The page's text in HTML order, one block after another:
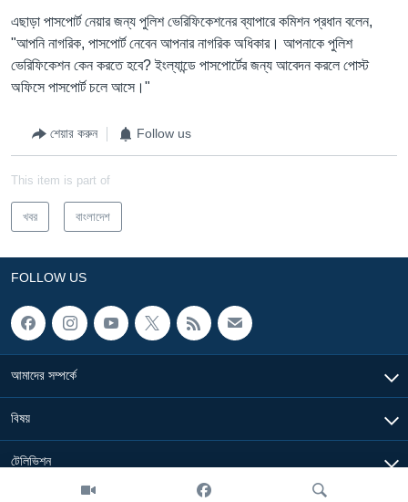
এছাড়া পাসপোর্ট নেয়ার জন্য পুলিশ ভেরিফিকেশনের ব্যাপারে কমিশন প্রধান বলেন,
"আপনি নাগরিক, পাসপোর্ট নেবেন আপনার নাগরিক অধিকার। আপনাকে পুলিশ
ভেরিফিকেশন কেন করতে হবে? ইংল্যান্ডে পাসপোর্টের জন্য আবেদন করলে পোস্ট
অফিসে পাসপোর্ট চলে আসে।"
শেয়ার করুন Follow us
This item is part of
খবর বাংলাদেশ
FOLLOW US
আমাদের সম্পর্কে
বিষয়
টেলিভিশন